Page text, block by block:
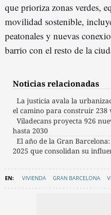
que prioriza zonas verdes,
movilidad sostenible,
peatonales y nuevas
barrio con el resto de la
Noticias relacionadas
La justicia avala la
el camino para construir 238
Viladecans proyecta 926
hasta 2030
El año de la Gran
2025 que consolidan su
VIVIENDA GRAN BARCELONA